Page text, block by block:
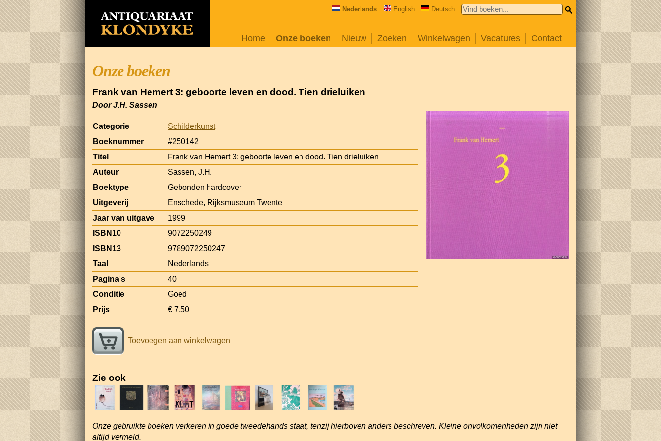
Nederlands English Deutsch
Home Onze boeken Nieuw Zoeken Winkelwagen Vacatures Contact
Onze boeken
Frank van Hemert 3: geboorte leven en dood. Tien drieluiken
Door J.H. Sassen
Categorie
Schilderkunst
Boeknummer
#250142
Titel
Frank van Hemert 3: geboorte leven en dood. Tien drieluiken
Auteur
Sassen, J.H.
Boektype
Gebonden hardcover
Uitgeverij
Enschede, Rijksmuseum Twente
Jaar van uitgave
1999
ISBN10
9072250249
ISBN13
9789072250247
Taal
Nederlands
Pagina's
40
Conditie
Goed
Prijs
€ 7,50
Toevoegen aan winkelwagen
Zie ook
Onze gebruikte boeken verkeren in goede tweedehands staat, tenzij hierboven anders beschreven. Kleine onvolkomenheden zijn niet
altijd vermeld.